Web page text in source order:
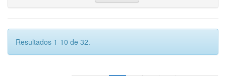
Resultados 1-10 de 32.